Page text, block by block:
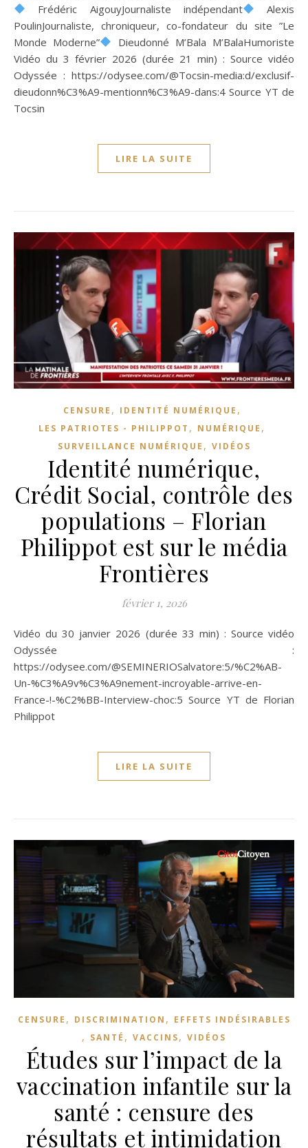
Frédéric AigouyJournaliste indépendant
Alexis
PoulinJournaliste, chroniqueur, co-fondateur du site ”Le
Monde Moderne”
Dieudonné M’Bala M’BalaHumoriste
Vidéo du 3 février 2026 (durée 21 min) : Source vidéo
Odyssée : https://odysee.com/@Tocsin-media:d/exclusif-
dieudonn%C3%A9-mentionn%C3%A9-dans:4 Source YT de
Tocsin
LIRE LA SUITE
CENSURE , IDENTITÉ NUMÉRIQUE ,
LES PATRIOTES - PHILIPPOT , NUMÉRIQUE ,
SURVEILLANCE NUMÉRIQUE , VIDÉOS
Identité numérique,
Crédit Social, contrôle des
populations – Florian
Philippot est sur le média
Frontières
février 1, 2026
Vidéo du 30 janvier 2026 (durée 33 min) : Source vidéo
Odyssée :
https://odysee.com/@SEMINERIOSalvatore:5/%C2%AB-
Un-%C3%A9v%C3%A9nement-incroyable-arrive-en-
France-!-%C2%BB-Interview-choc:5 Source YT de Florian
Philippot
LIRE LA SUITE
CENSURE , DISCRIMINATION , EFFETS INDÉSIRABLES
, SANTÉ , VACCINS, VIDÉOS
Études sur l’impact de la
vaccination infantile sur la
santé : censure des
résultats et intimidation